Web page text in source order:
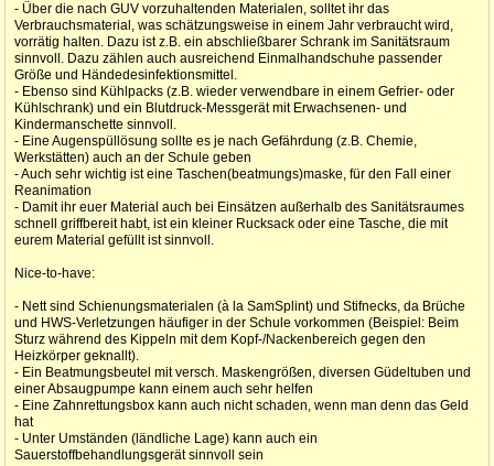
- Über die nach GUV vorzuhaltenden Materialen, solltet ihr das
Verbrauchsmaterial, was schätzungsweise in einem Jahr verbraucht wird,
vorrätig halten. Dazu ist z.B. ein abschließbarer Schrank im Sanitätsraum
sinnvoll. Dazu zählen auch ausreichend Einmalhandschuhe passender
Größe und Händedesinfektionsmittel.
- Ebenso sind Kühlpacks (z.B. wieder verwendbare in einem Gefrier- oder
Kühlschrank) und ein Blutdruck-Messgerät mit Erwachsenen- und
Kindermanschette sinnvoll.
- Eine Augenspüllösung sollte es je nach Gefährdung (z.B. Chemie,
Werkstätten) auch an der Schule geben
- Auch sehr wichtig ist eine Taschen(beatmungs)maske, für den Fall einer
Reanimation
- Damit ihr euer Material auch bei Einsätzen außerhalb des Sanitätsraumes
schnell griffbereit habt, ist ein kleiner Rucksack oder eine Tasche, die mit
eurem Material gefüllt ist sinnvoll.
Nice-to-have:
- Nett sind Schienungsmaterialen (à la SamSplint) und Stifnecks, da Brüche
und HWS-Verletzungen häufiger in der Schule vorkommen (Beispiel: Beim
Sturz während des Kippeln mit dem Kopf-/Nackenbereich gegen den
Heizkörper geknallt).
- Ein Beatmungsbeutel mit versch. Maskengrößen, diversen Güdeltuben und
einer Absaugpumpe kann einem auch sehr helfen
- Eine Zahnrettungsbox kann auch nicht schaden, wenn man denn das Geld
hat
- Unter Umständen (ländliche Lage) kann auch ein
Sauerstoffbehandlungsgerät sinnvoll sein